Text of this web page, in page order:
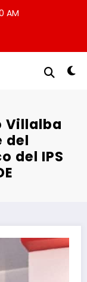
AM
Villalba
del
del IPS